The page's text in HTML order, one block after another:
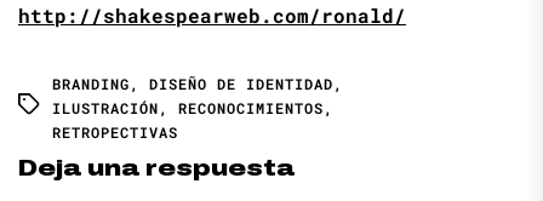
http://shakespearweb.com/ronald/
BRANDING, DISEÑO DE IDENTIDAD,
ILUSTRACIÓN, RECONOCIMIENTOS,
RETROPECTIVAS
Deja una respuesta